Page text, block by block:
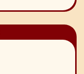
/12/2025